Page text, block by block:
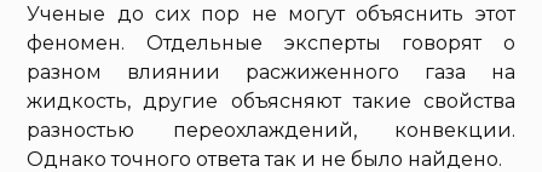
Ученые до сих пор не могут объяснить этот
феномен. Отдельные эксперты говорят о
разном влиянии расжиженного газа на
жидкость, другие объясняют такие свойства
разностью переохлаждений, конвекции.
Однако точного ответа так и не было найдено.